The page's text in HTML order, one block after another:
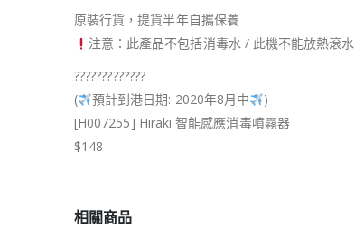
原裝行貨，提貨半年自攜保養
注意：此產品不包括消毒水 / 此機不能放熱滾水
?????????????
(
預計到港日期: 2020年8月中
)
[H007255] Hiraki 智能感應消毒噴霧器
$148
相關商品